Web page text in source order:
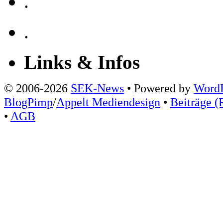
.
Links & Infos
© 2006-2026 SEK-News • Powered by
BlogPimp/Appelt Mediendesign • Beiträge
• AGB